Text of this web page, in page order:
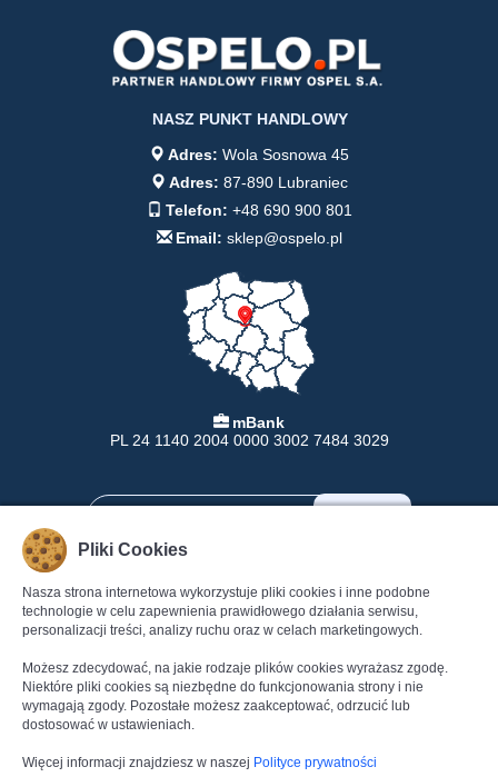
NASZ PUNKT HANDLOWY
Adres: Wola Sosnowa 45
Adres: 87-890 Lubraniec
Telefon: +48 690 900 801
Email: sklep@ospelo.pl
mBank
PL 24 1140 2004 0000 3002 7484 3029
INFORMACJE
Formy Płatności
Dostawa
Zwroty
Gwarancja
POMOC
Pomoc
Regulamin
Polityka Prywatności
Dane kontaktowe
Pliki Cookies
Nasza strona internetowa wykorzystuje pliki cookies i inne podobne
technologie w celu zapewnienia prawidłowego działania serwisu,
personalizacji treści, analizy ruchu oraz w celach marketingowych.
Możesz zdecydować, na jakie rodzaje plików cookies wyrażasz zgodę.
Niektóre pliki cookies są niezbędne do funkcjonowania strony i nie
wymagają zgody. Pozostałe możesz zaakceptować, odrzucić lub
dostosować w ustawieniach.
Więcej informacji znajdziesz w naszej Polityce prywatności